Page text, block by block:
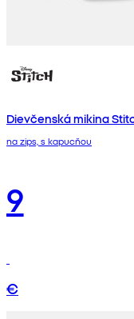
Dievčenská mikina
na zips, s kapucňou
9
€